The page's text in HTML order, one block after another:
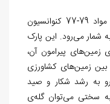
به رغم این، پارک ملی گلستان مطابق مواد 79-77 کنوانسیون
می‏‌رود. این پارک
زمین‏‌های پیرامون آن،
زمین‏‌های کشاورزی
به رشد شکار و صید
به سختی میتوان گلهی